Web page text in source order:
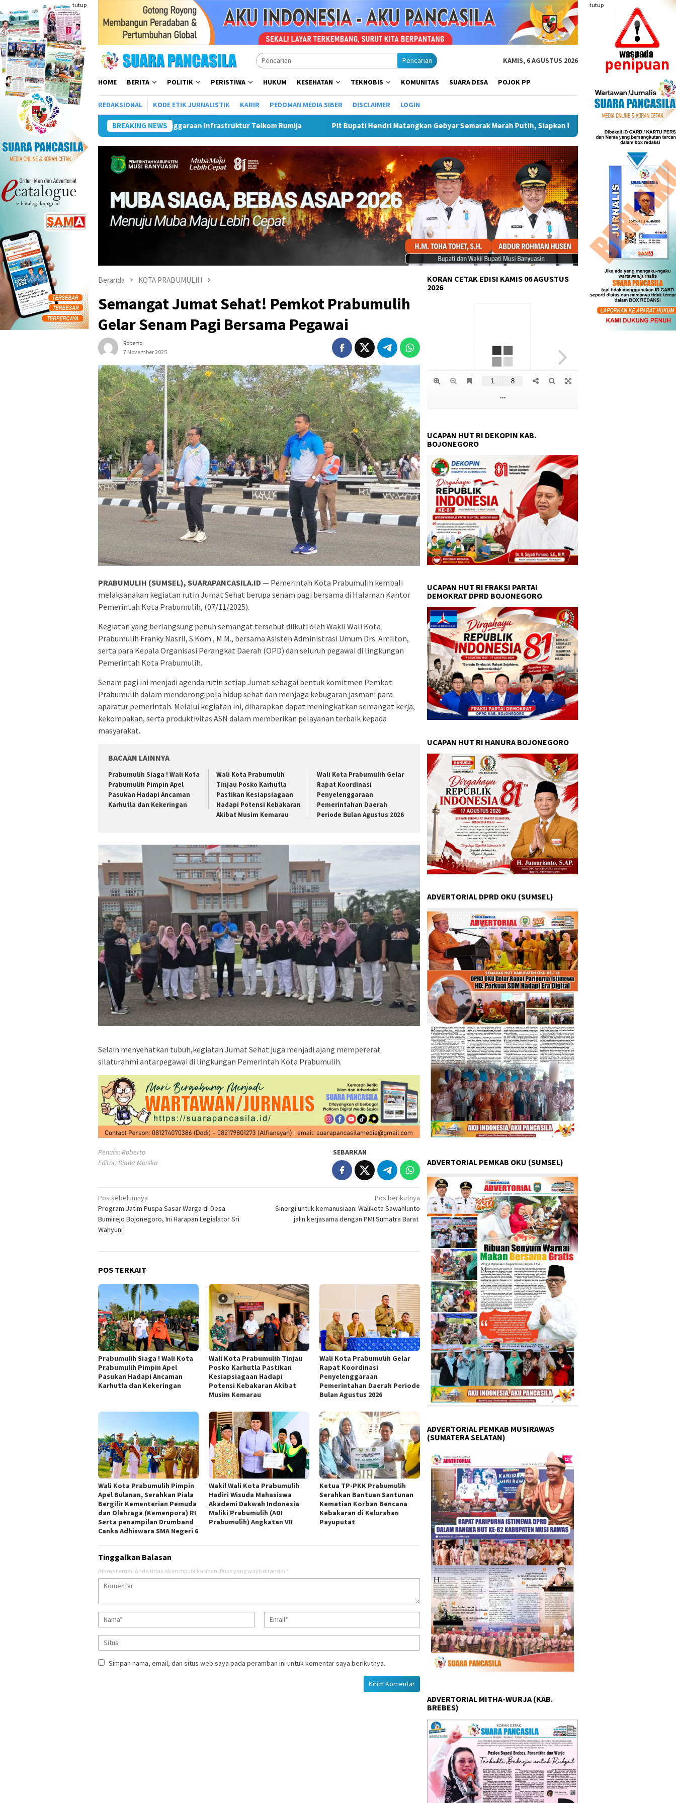
ke
konten
tutup tutup
Pencarian KAMIS, 6 AGUSTUS 2026
HOME BERITA POLITIK PERISTIWA HUKUM KESEHATAN TEKNOBIS KOMUNITAS SUARA DESA POJOK PP
REDAKSIONAL KODE ETIK JURNALISTIK KARIR PEDOMAN MEDIA SIBER DISCLAIMER LOGIN
BREAKING NEWS
Telkom Rumija Plt Bupati Hendri Matangkan Gebyar Semarak Merah Putih, Siapkan Event Besar Dongkrak UMKM Dan Pariwisata Plt Bupati Hendri Dukung Percepatan
Beranda KOTA PRABUMULIH
Semangat Jumat Sehat! Pemkot Prabumulih
Gelar Senam Pagi Bersama Pegawai
Roberto
7 November 2025
PRABUMULIH (SUMSEL), SUARAPANCASILA.ID — Pemerintah Kota Prabumulih kembali
melaksanakan kegiatan rutin Jumat Sehat berupa senam pagi bersama di Halaman Kantor
Pemerintah Kota Prabumulih, (07/11/2025).
Kegiatan yang berlangsung penuh semangat tersebut diikuti oleh Wakil Wali Kota
Prabumulih Franky Nasril, S.Kom., M.M., bersama Asisten Administrasi Umum Drs. Amilton,
serta para Kepala Organisasi Perangkat Daerah (OPD) dan seluruh pegawai di lingkungan
Pemerintah Kota Prabumulih.
Senam pagi ini menjadi agenda rutin setiap Jumat sebagai bentuk komitmen Pemkot
Prabumulih dalam mendorong pola hidup sehat dan menjaga kebugaran jasmani para
aparatur pemerintah. Melalui kegiatan ini, diharapkan dapat meningkatkan semangat kerja,
kekompakan, serta produktivitas ASN dalam memberikan pelayanan terbaik kepada
masyarakat.
BACAAN LAINNYA
Prabumulih Siaga ! Wali Kota
Prabumulih Pimpin Apel
Pasukan Hadapi Ancaman
Karhutla dan Kekeringan
Wali Kota Prabumulih
Tinjau Posko Karhutla
Pastikan Kesiapsiagaan
Hadapi Potensi Kebakaran
Akibat Musim Kemarau
Wali Kota Prabumulih Gelar
Rapat Koordinasi
Penyelenggaraan
Pemerintahan Daerah
Periode Bulan Agustus 2026
Selain menyehatkan tubuh,kegiatan Jumat Sehat juga menjadi ajang mempererat
silaturahmi antarpegawai di lingkungan Pemerintah Kota Prabumulih.
Penulis: Roberto
Editor: Diana Monika
SEBARKAN
Navigasi
pos
Pos sebelumnya
Program Jatim Puspa Sasar Warga di Desa
Bumirejo Bojonegoro, Ini Harapan Legislator Sri
Wahyuni
Pos berikutnya
Sinergi untuk kemanusiaan: Walikota Sawahlunto
jalin kerjasama dengan PMI Sumatra Barat
POS TERKAIT
Prabumulih Siaga ! Wali Kota
Prabumulih Pimpin Apel
Pasukan Hadapi Ancaman
Karhutla dan Kekeringan
Wali Kota Prabumulih Tinjau
Posko Karhutla Pastikan
Kesiapsiagaan Hadapi
Potensi Kebakaran Akibat
Musim Kemarau
Wali Kota Prabumulih Gelar
Rapat Koordinasi
Penyelenggaraan
Pemerintahan Daerah Periode
Bulan Agustus 2026
Wali Kota Prabumulih Pimpin
Apel Bulanan, Serahkan Piala
Bergilir Kementerian Pemuda
dan Olahraga (Kemenpora) RI
Serta penampilan Drumband
Canka Adhiswara SMA Negeri 6
Wakil Wali Kota Prabumulih
Hadiri Wisuda Mahasiswa
Akademi Dakwah Indonesia
Maliki Prabumulih (ADI
Prabumulih) Angkatan VII
Ketua TP-PKK Prabumulih
Serahkan Bantuan Santunan
Kematian Korban Bencana
Kebakaran di Kelurahan
Payuputat
Tinggalkan Balasan
Alamat email Anda tidak akan dipublikasikan. Ruas yang wajib ditandai *
Simpan nama, email, dan situs web saya pada peramban ini untuk komentar saya berikutnya.
KORAN CETAK EDISI KAMIS 06 AGUSTUS
2026
UCAPAN HUT RI DEKOPIN KAB.
BOJONEGORO
UCAPAN HUT RI FRAKSI PARTAI
DEMOKRAT DPRD BOJONEGORO
UCAPAN HUT RI HANURA BOJONEGORO
ADVERTORIAL DPRD OKU (SUMSEL)
ADVERTORIAL PEMKAB OKU (SUMSEL)
ADVERTORIAL PEMKAB MUSIRAWAS
(SUMATERA SELATAN)
ADVERTORIAL MITHA-WURJA (KAB.
BREBES)